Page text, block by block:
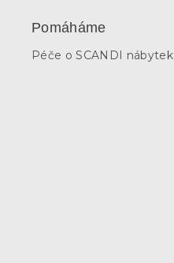
Pomáháme
Péče o SCANDI nábytek